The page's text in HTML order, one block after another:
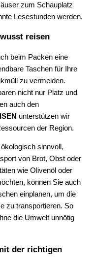
zum Schauplatz
Lesestunden werden.
reisen
beim Packen eine
Taschen für Ihre
zu vermeiden.
nicht nur Platz und
auch den
unterstützen wir
der Region.
sinnvoll,
von Brot, Obst oder
wie Olivenöl oder
können Sie auch
einplanen, um die
zu transportieren. So
die Umwelt unnötig
der richtigen